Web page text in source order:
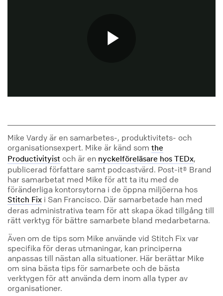
Mike Vardy är en samarbetes-, produktivitets- och
organisationsexpert. Mike är känd som the
Productivityist och är en nyckelföreläsare hos TEDx,
publicerad författare samt podcastvärd. Post-it® Brand
har samarbetat med Mike för att ta itu med de
föränderliga kontorsytorna i de öppna miljöerna hos
Stitch Fix i San Francisco. Där samarbetade han med
deras administrativa team för att skapa ökad tillgång till
rätt verktyg för bättre samarbete bland medarbetarna.
Även om de tips som Mike använde vid Stitch Fix var
specifika för deras utmaningar, kan principerna
anpassas till nästan alla situationer. Här berättar Mike
om sina bästa tips för samarbete och de bästa
verktygen för att använda dem inom alla typer av
organisationer.